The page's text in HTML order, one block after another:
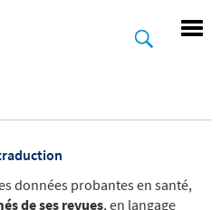
données probantes en santé,
de ses revues, en langage